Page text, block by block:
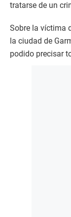
tratarse de un
Sobre la víctima
la ciudad de
podido precisar